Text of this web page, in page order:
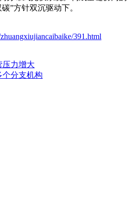
”方针双沉驱动下。
391.html
压力增大
个分支机构